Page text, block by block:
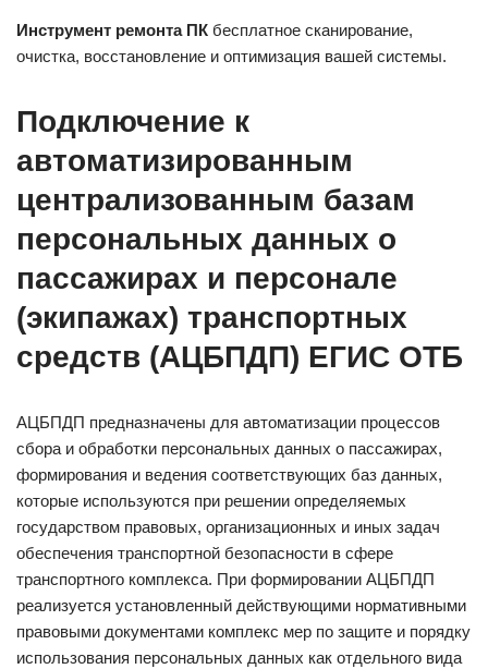
Инструмент ремонта ПК бесплатное сканирование,
очистка, восстановление и оптимизация вашей системы.
Подключение к
автоматизированным
централизованным базам
персональных данных о
пассажирах и персонале
(экипажах) транспортных
средств (АЦБПДП) ЕГИС ОТБ
АЦБПДП предназначены для автоматизации процессов
сбора и обработки персональных данных о пассажирах,
формирования и ведения соответствующих баз данных,
которые используются при решении определяемых
государством правовых, организационных и иных задач
обеспечения транспортной безопасности в сфере
транспортного комплекса. При формировании АЦБПДП
реализуется установленный действующими нормативными
правовыми документами комплекс мер по защите и порядку
использования персональных данных как отдельного вида